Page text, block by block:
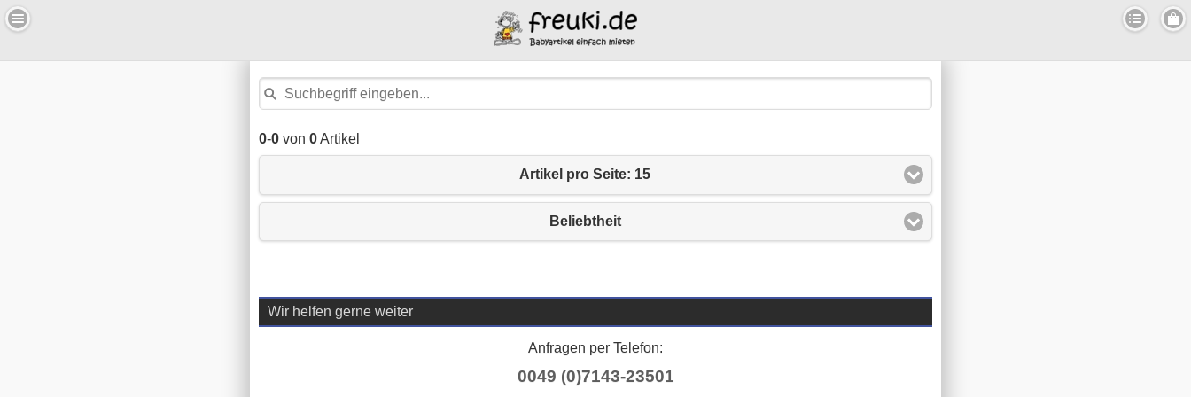
0-0 von 0Artikel
Artikel pro Seite: 15
Beliebtheit
Wir helfen gerne weiter
Anfragen per Telefon:
0049 (0)7143-23501